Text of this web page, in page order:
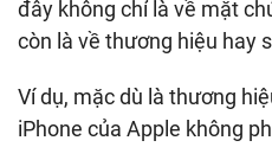
đây không chỉ là về mặt
còn là về thương hiệu hay
Ví dụ, mặc dù là thương
iPhone của Apple không